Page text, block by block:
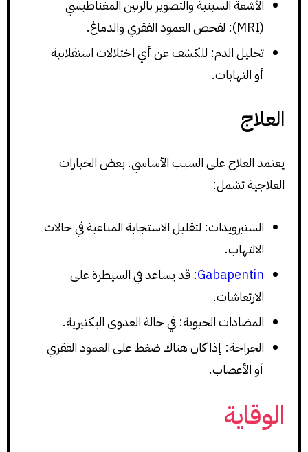
الأشعة السينية والتصوير بالرنين المغناطيسي
(MRI): لفحص العمود الفقري والدماغ.
تحليل الدم: للكشف عن أي اختلالات استقلابية
أو التهابات.
العلاج
يعتمد العلاج على السبب الأساسي. بعض الخيارات
العلاجية تشمل:
الستيرويدات: لتقليل الاستجابة المناعية في حالات
الالتهاب.
Gabapentin: قد يساعد في السيطرة على
الارتعاشات.
المضادات الحيوية: في حالة العدوى البكتيرية.
الجراحة: إذا كان هناك ضغط على العمود الفقري
أو الأعصاب.
الوقاية